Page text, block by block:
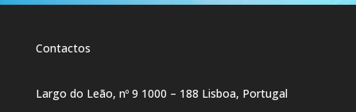
Contactos
Largo do Leão, nº 9 1000 – 188 Lisboa, Portugal